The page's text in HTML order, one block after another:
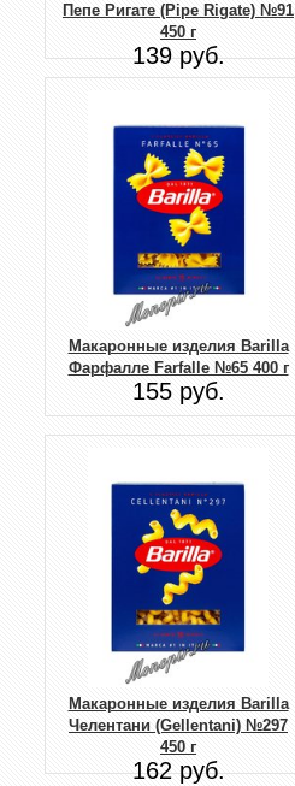
Пепе Ригате (Pipe Rigate) №91
450 г
139 руб.
Макаронные изделия Barilla
Фарфалле Farfalle №65 400 г
155 руб.
Макаронные изделия Barilla
Челентани (Gellentani) №297
450 г
162 руб.